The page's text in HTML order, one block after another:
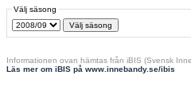
Välj säsong
Informationen ovan hämtas från iBIS (Svensk
Läs mer om iBIS på www.innebandy.se/ibis